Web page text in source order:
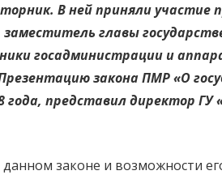
В ней приняли участие
главы
госадминистрации и
закона ПМР «О
представил директор
законе и возможности